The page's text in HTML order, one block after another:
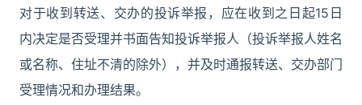
对于收到转送、交办的投诉举报，应在收到之日起15日
内决定是否受理并书面告知投诉举报人（投诉举报人姓名
或名称、住址不清的除外），并及时通报转送、交办部门
受理情况和办理结果。